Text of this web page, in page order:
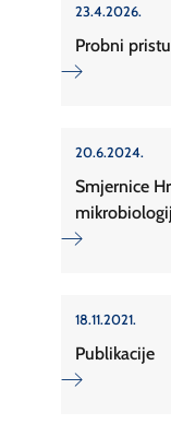
23.4.2026.
Probni
20.6.2024.
Smjernice
18.11.2021.
Publikacije